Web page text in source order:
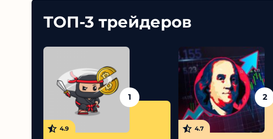
ТОП-3 трейдеров
1
4.9
2
4.7